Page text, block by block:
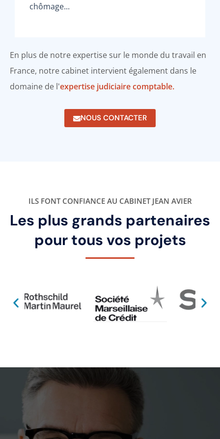
chômage...
En plus de notre expertise sur le monde du travail en
France, notre cabinet intervient également dans le
domaine de l'expertise judiciaire comptable.
NOUS CONTACTER
ILS FONT CONFIANCE AU CABINET JEAN AVIER
Les plus grands partenaires
pour tous vos projets